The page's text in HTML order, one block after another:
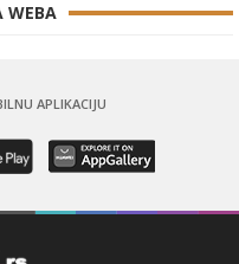
WEBA
APLIKACIJU